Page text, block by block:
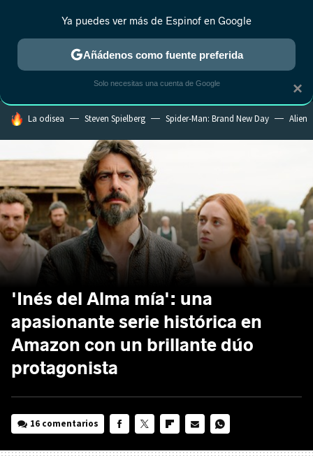
MENÚ NUEVO
ESTRENOS REALITY ANIME RANKINGS CINE
HOY SE HABLA DE
La odisea Steven Spielberg Spider-Man: Brand New Day Alien
'Inés del Alma mía': una
apasionante serie histórica en
Amazon con un brillante dúo
protagonista
16 comentarios
×
Ya puedes ver más de Espinof en Google
Añádenos como fuente preferida
Solo necesitas una cuenta de Google